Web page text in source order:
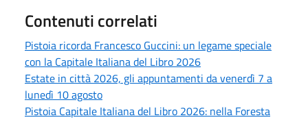
Contenuti correlati
Pistoia ricorda Francesco Guccini: un legame speciale
con la Capitale Italiana del Libro 2026
Estate in città 2026, gli appuntamenti da venerdì 7 a
lunedì 10 agosto
Pistoia Capitale Italiana del Libro 2026: nella Foresta